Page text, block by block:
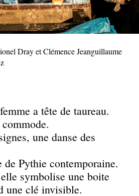
Dray et Clémence Jeanguillaume
a tête de taureau.
une danse des
de Pythie contemporaine.
symbolise une boite
une clé invisible.